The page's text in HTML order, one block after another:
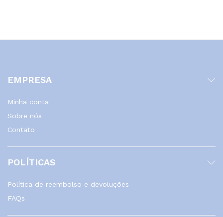
EMPRESA
Minha conta
Sobre nós
Contato
POLÍTICAS
Política de reembolso e devoluções
FAQs